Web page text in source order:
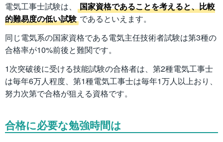
電気工事士試験は、
国家資格であることを考えると、比較
的難易度の低い試験 であるといえます。
同じ電気系の国家資格である電気主任技術者試験は第3種の
合格率が10%前後と難関です。
1次突破後に受ける技能試験の合格者は、第2種電気工事士
は毎年6万人程度、第1種電気工事士は毎年1万人以上おり、
努力次第で合格が狙える資格です。
合格に必要な勉強時間は